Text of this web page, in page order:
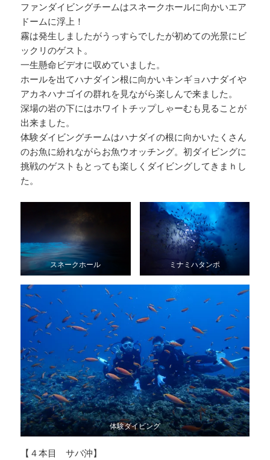
ファンダイビングチームはスネークホールに向かいエア
ドームに浮上！
霧は発生しましたがうっすらでしたが初めての光景にビ
ックリのゲスト。
一生懸命ビデオに収めていました。
ホールを出てハナダイン根に向かいキンギョハナダイや
アカネハナゴイの群れを見ながら楽しんで来ました。
深場の岩の下にはホワイトチップしゃーむも見ることが
出来ました。
体験ダイビングチームはハナダイの根に向かいたくさん
のお魚に紛れながらお魚ウオッチング。初ダイビングに
挑戦のゲストもとっても楽しくダイビングしてきまｈし
た。
スネークホール ミナミハタンポ
体験ダイビング
【４本目 サバ沖】